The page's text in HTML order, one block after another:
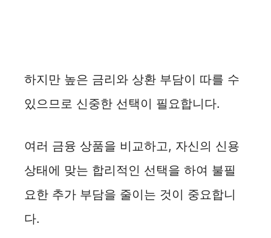
하지만 높은 금리와 상환 부담이 따를 수
있으므로 신중한 선택이 필요합니다.
여러 금융 상품을 비교하고, 자신의 신용
상태에 맞는 합리적인 선택을 하여 불필
요한 추가 부담을 줄이는 것이 중요합니
다.